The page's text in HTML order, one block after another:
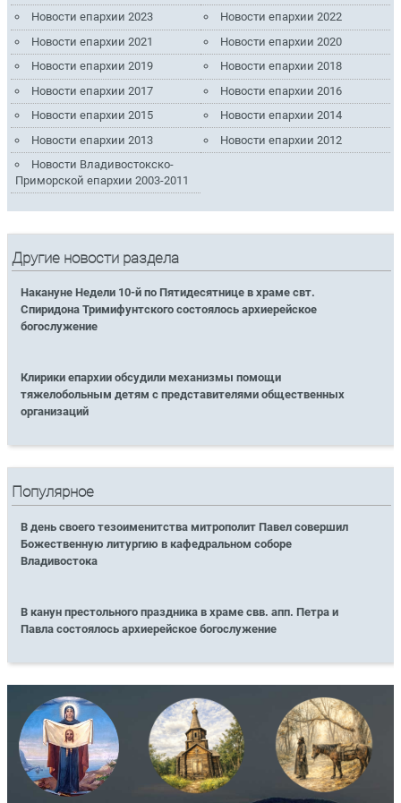
Новости епархии 2023
Новости епархии 2022
Новости епархии 2021
Новости епархии 2020
Новости епархии 2019
Новости епархии 2018
Новости епархии 2017
Новости епархии 2016
Новости епархии 2015
Новости епархии 2014
Новости епархии 2013
Новости епархии 2012
Новости Владивостокско-
Приморской епархии 2003-2011
Другие новости раздела
Накануне Недели 10-й по Пятидесятнице в храме свт.
Спиридона Тримифунтского состоялось архиерейское
богослужение
Клирики епархии обсудили механизмы помощи
тяжелобольным детям с представителями общественных
организаций
Популярное
В день своего тезоименитства митрополит Павел совершил
Божественную литургию в кафедральном соборе
Владивостока
В канун престольного праздника в храме свв. апп. Петра и
Павла состоялось архиерейское богослужение